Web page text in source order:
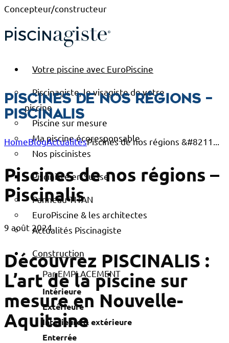
Concepteur/constructeur
Votre piscine avec EuroPiscine
Piscinagiste, le visagiste de votre
piscine
Piscine sur mesure
Ma piscine écoresponsable
Nos piscinistes
Pisciniste en Suisse
Panneau TITAN
EuroPiscine & les architectes
Actualités Piscinagiste
Construction
Par EMPLACEMENT
Intérieure
Extérieure
Intérieure & extérieure
Enterrée
Piscines de nos régions –
Piscinalis
HomeBlogActualitésPiscines de nos régions &#8211...
Piscines de nos régions –
Piscinalis
9 août 2024
Découvrez PISCINALIS :
L’art de la piscine sur
mesure en Nouvelle-
Aquitaine